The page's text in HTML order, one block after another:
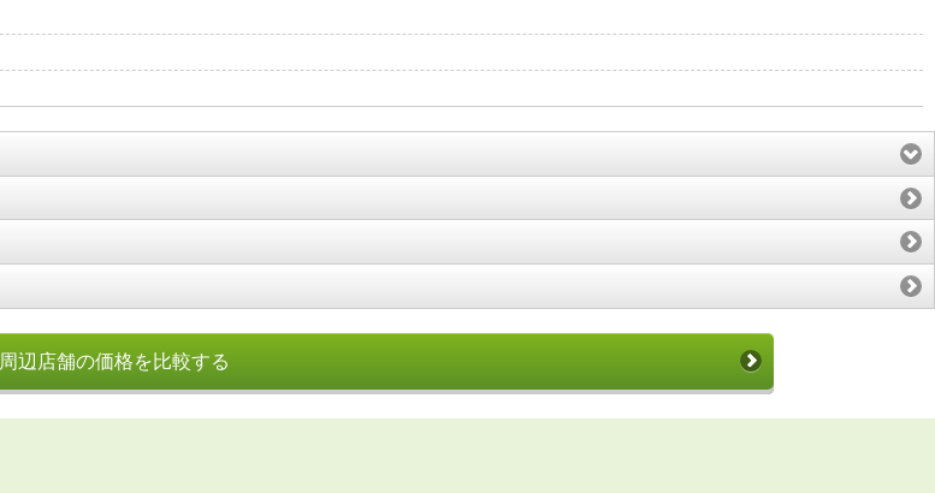
周辺店舗の価格を比較する